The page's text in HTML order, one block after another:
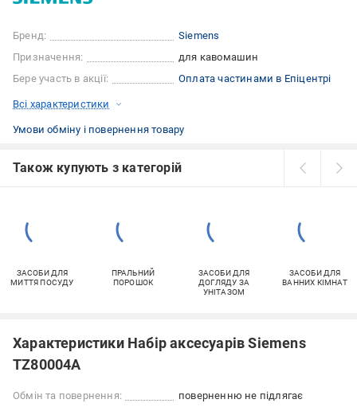
Бренд:
Siemens
Призначення:
для кавомашин
Бере участь в акції:
Оплата частинами в Епіцентрі
Всі характеристики
Умови обміну і повернення товару
Також купують з категорій
ЗАСОБИ ДЛЯ
МИТТЯ ПОСУДУ
ПРАЛЬНИЙ
ПОРОШОК
ЗАСОБИ ДЛЯ
ДОГЛЯДУ ЗА
УНІТАЗОМ
ЗАСОБИ ДЛЯ
ВАННИХ КІМНАТ
Характеристики Набір аксесуарів Siemens
TZ80004A
Обмін та повернення: поверненню не підлягає